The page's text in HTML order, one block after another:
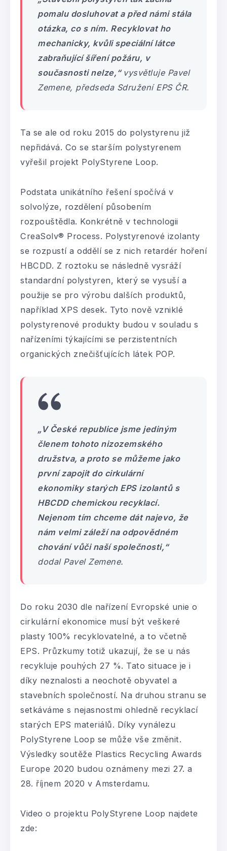
pomalu dosluhovat a před námi stála
otázka, co s ním. Recyklovat ho
mechanicky, kvůli speciální látce
zabraňující šíření požáru, v
současnosti nelze,“ vysvětluje Pavel
Zemene, předseda Sdružení EPS ČR.
Ta se ale od roku 2015 do polystyrenu již
nepřidává. Co se starším polystyrenem
vyřešil projekt PolyStyrene Loop.
Podstata unikátního řešení spočívá v
solvolýze, rozdělení působením
rozpouštědla. Konkrétně v technologii
CreaSolv® Process. Polystyrenové izolanty
se rozpustí a oddělí se z nich retardér hoření
HBCDD. Z roztoku se následně vysráží
standardní polystyren, který se vysuší a
použije se pro výrobu dalších produktů,
například XPS desek. Tyto nově vzniklé
polystyrenové produkty budou v souladu s
nařízeními týkajícími se perzistentních
organických znečišťujících látek POP.
„V České republice jsme jediným
členem tohoto nizozemského
družstva, a proto se můžeme jako
první zapojit do cirkulární
ekonomiky starých EPS izolantů s
HBCDD chemickou recyklací.
Nejenom tím chceme dát najevo, že
nám velmi záleží na odpovědném
chování vůči naší společnosti,“
dodal Pavel Zemene.
Do roku 2030 dle nařízení Evropské unie o
cirkulární ekonomice musí být veškeré
plasty 100% recyklovatelné, a to včetně
EPS. Průzkumy totiž ukazují, že se u nás
recykluje pouhých 27 %. Tato situace je i
díky neznalosti a neochotě obyvatel a
stavebních společností. Na druhou stranu se
setkáváme s nejasnostmi ohledně recyklací
starých EPS materiálů. Díky vynálezu
PolyStyrene Loop se může vše změnit.
Výsledky soutěže Plastics Recycling Awards
Europe 2020 budou oznámeny mezi 27. a
28. říjnem 2020 v Amsterdamu.
Video o projektu PolyStyrene Loop najdete
zde: